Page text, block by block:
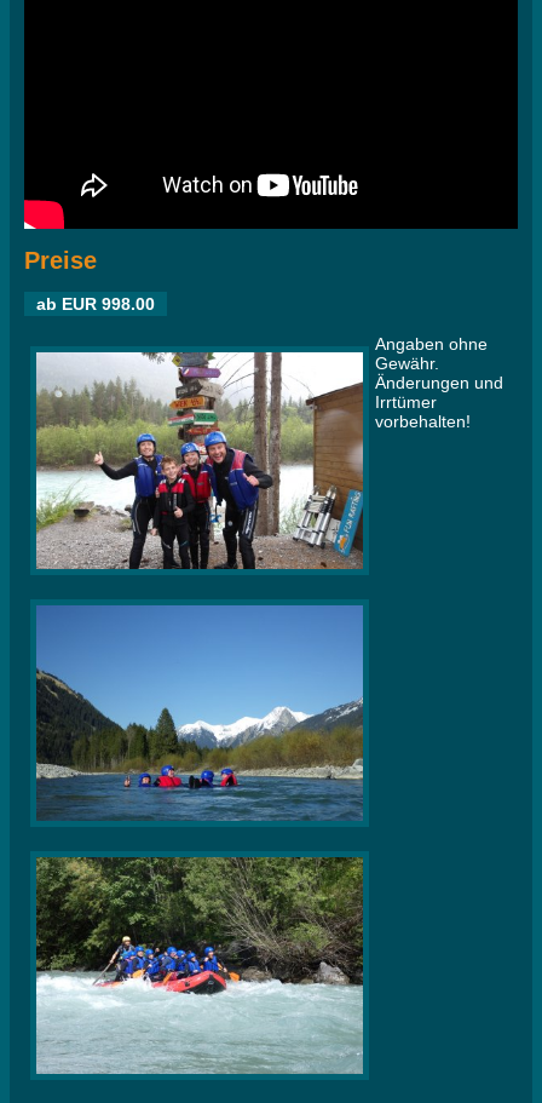
Preise
ab EUR 998.00
Angaben ohne
Gewähr.
Änderungen und
Irrtümer
vorbehalten!